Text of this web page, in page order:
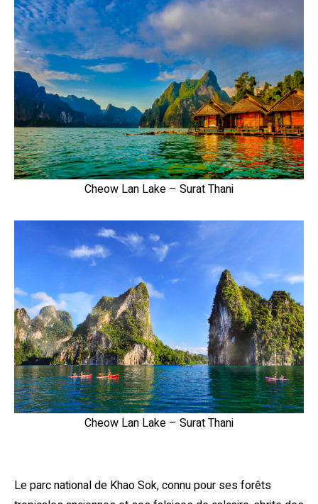
Cheow Lan Lake – Surat Thani
Cheow Lan Lake – Surat Thani
Le parc national de Khao Sok, connu pour ses forêts